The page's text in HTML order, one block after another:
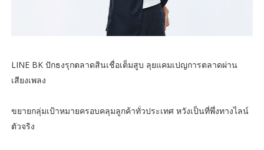
LINE BK ปักธงรุกตลาดสินเชื่อเต็มสูบ ลุยแคมเปญการตลาดผ่าน
เสียงเพลง
ขยายกลุ่มเป้าหมายครอบคลุมลูกค้าทั่วประเทศ หวังเป็นที่พึ่งทางไลน์
ตัวจริง